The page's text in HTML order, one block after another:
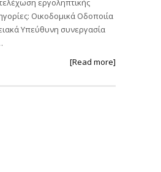
Οικοδομικά Οδοποιία
Υπεύθυνη συνεργασία
[Read more]